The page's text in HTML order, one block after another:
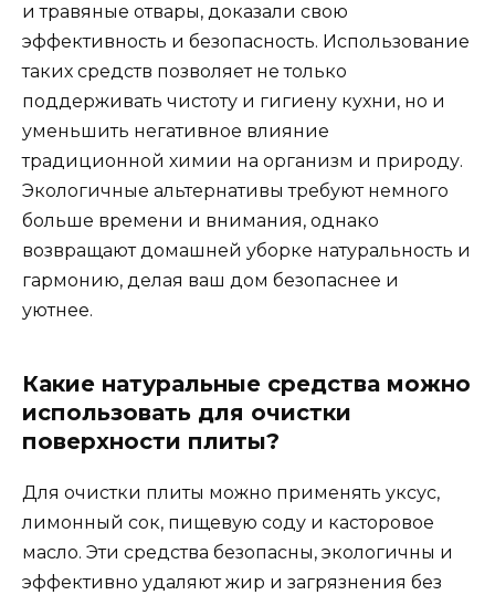
и травяные отвары, доказали свою
эффективность и безопасность. Использование
таких средств позволяет не только
поддерживать чистоту и гигиену кухни, но и
уменьшить негативное влияние
традиционной химии на организм и природу.
Экологичные альтернативы требуют немного
больше времени и внимания, однако
возвращают домашней уборке натуральность и
гармонию, делая ваш дом безопаснее и
уютнее.
Какие натуральные средства можно
использовать для очистки
поверхности плиты?
Для очистки плиты можно применять уксус,
лимонный сок, пищевую соду и касторовое
масло. Эти средства безопасны, экологичны и
эффективно удаляют жир и загрязнения без